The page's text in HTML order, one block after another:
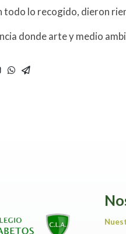
todo lo recogido, dieron
donde arte y medio